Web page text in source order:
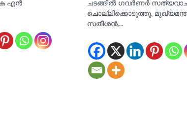
എൻ
ചടങ്ങിൽ ഗവർണർ
ചൊല്ലിക്കൊടുത്തു.
സതീശൻ,…